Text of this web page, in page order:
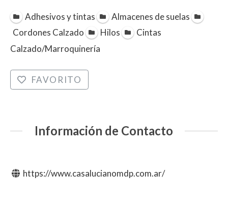
Adhesivos y tintas
Almacenes de suelas
Cordones Calzado
Hilos
Cintas
Calzado/Marroquinería
FAVORITO
Información de Contacto
https://www.casalucianomdp.com.ar/